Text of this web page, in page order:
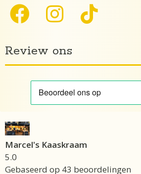
Review ons
Marcel's Kaaskraam
5.0
Gebaseerd op 43 beoordelingen